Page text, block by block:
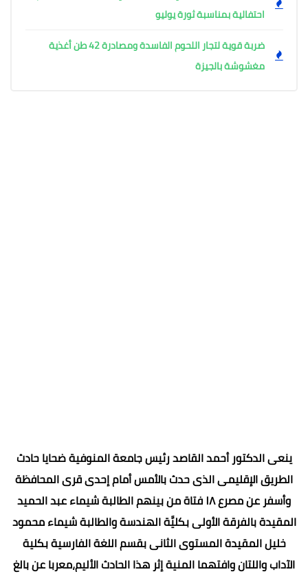
احتفالية بمناسبة ثورة يوليو
ضربة قوية لتجار اللحوم الفاسدة ومصادرة 42 طن أغذية
مغشوشة بالجيزة
ينعى الدكتور أحمد القاصد رئيس جامعة المنوفية ضحايا حادث
الطريق الإقليمى الذى حدث بالأمس أمام إحدى قرى المحافظة
وأسفر عن مصرع ١٨ فتاة من بينهم الطالبة شيماء عبد الحميد
المقيدة بالفرقة الأولى بكليَّة الهندسة والطالبة شيماء محمود
خليل المقيدة المستوى الثانى بقسم اللغة الفارسية بكلية
الآداب واللتان وافتهما المنية إثر هذا الحادث الأليم،معربا عن بالغ